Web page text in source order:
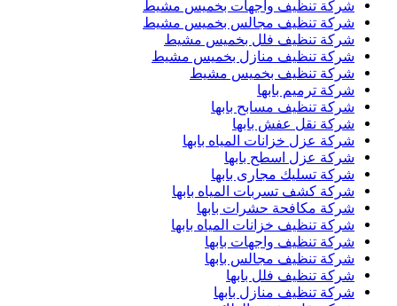
شركة تنظيف واجهات بخميس مشيط
شركة تنظيف مجالس بخميس مشيط
شركة تنظيف فلل بخميس مشيط
شركة تنظيف منازل بخميس مشيط
شركة تنظيف بخميس مشيط
شركة ترميم بابها
شركة تنظيف مسابح بابها
شركة نقل عفش بابها
شركة عزل خزانات المياه بابها
شركة عزل اسطح بابها
شركة تسليك مجارى بابها
شركة كشف تسربات المياه بابها
شركة مكافحة حشرات بابها
شركة تنظيف خزانات المياه بابها
شركة تنظيف واجهات بابها
شركة تنظيف مجالس بابها
شركة تنظيف فلل بابها
شركة تنظيف منازل بابها